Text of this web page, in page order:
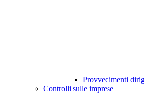
Provvedimenti
Controlli sulle imprese